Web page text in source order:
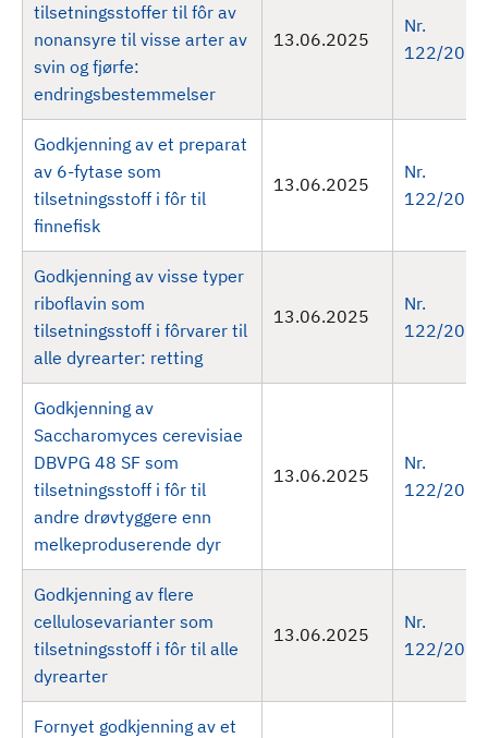
tilsetningsstoffer til fôr av
nonansyre til visse arter av
svin og fjørfe:
endringsbestemmelser
13.06.2025
Nr.
122/2025
Godkjenning av et preparat
av 6-fytase som
tilsetningsstoff i fôr til
finnefisk
13.06.2025
Nr.
122/2025
Godkjenning av visse typer
riboflavin som
tilsetningsstoff i fôrvarer til
alle dyrearter: retting
13.06.2025
Nr.
122/2025
Godkjenning av
Saccharomyces cerevisiae
DBVPG 48 SF som
tilsetningsstoff i fôr til
andre drøvtyggere enn
melkeproduserende dyr
13.06.2025
Nr.
122/2025
Godkjenning av flere
cellulosevarianter som
tilsetningsstoff i fôr til alle
dyrearter
13.06.2025
Nr.
122/2025
Fornyet godkjenning av et